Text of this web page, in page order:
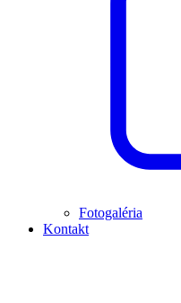
Fotogaléria
Kontakt